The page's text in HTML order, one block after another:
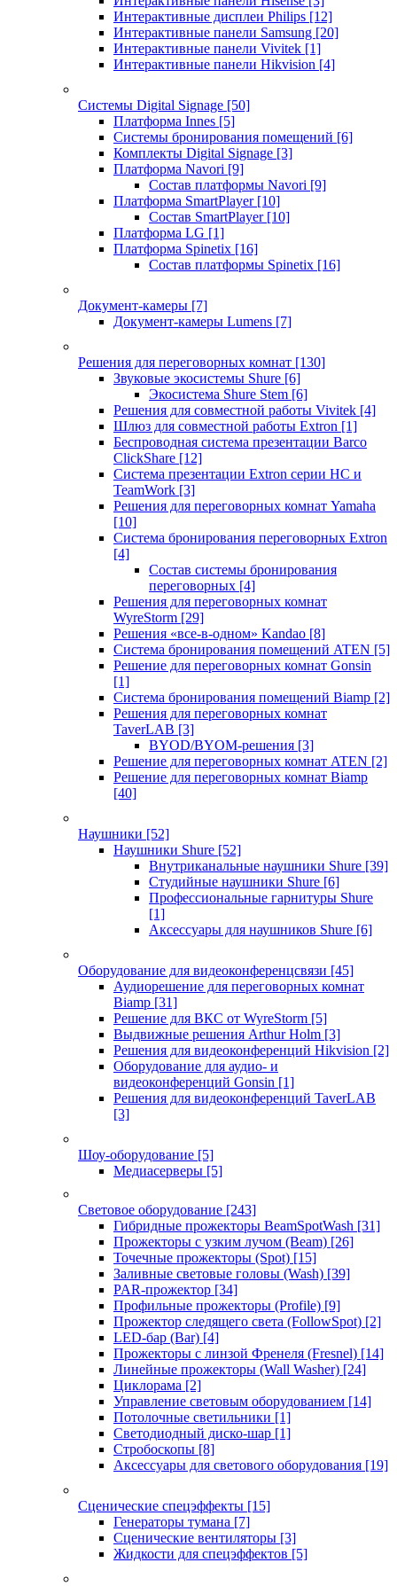
Интерактивные дисплеи Philips [12]
Интерактивные панели Samsung [20]
Интерактивные панели Vivitek [1]
Интерактивные панели Hikvision [4]
Системы Digital Signage [50]
Платформа Innes [5]
Системы бронирования помещений [6]
Комплекты Digital Signage [3]
Платформа Navori [9]
Состав платформы Navori [9]
Платформа SmartPlayer [10]
Состав SmartPlayer [10]
Платформа LG [1]
Платформа Spinetix [16]
Состав платформы Spinetix [16]
Документ-камеры [7]
Документ-камеры Lumens [7]
Решения для переговорных комнат [130]
Звуковые экосистемы Shure [6]
Экосистема Shure Stem [6]
Решения для совместной работы Vivitek [4]
Шлюз для совместной работы Extron [1]
Беспроводная система презентации Barco
ClickShare [12]
Система презентации Extron серии HC и
TeamWork [3]
Решения для переговорных комнат Yamaha
[10]
Система бронирования переговорных Extron
[4]
Состав системы бронирования
переговорных [4]
Решения для переговорных комнат
WyreStorm [29]
Решения «все-в-одном» Kandao [8]
Система бронирования помещений ATEN [5]
Решение для переговорных комнат Gonsin
[1]
Система бронирования помещений Biamp [2]
Решения для переговорных комнат
TaverLAB [3]
BYOD/BYOM-решения [3]
Решение для переговорных комнат ATEN [2]
Решение для переговорных комнат Biamp
[40]
Наушники [52]
Наушники Shure [52]
Внутриканальные наушники Shure [39]
Студийные наушники Shure [6]
Профессиональные гарнитуры Shure
[1]
Аксессуары для наушников Shure [6]
Оборудование для видеоконференцсвязи [45]
Аудиорешение для переговорных комнат
Biamp [31]
Решение для ВКС от WyreStorm [5]
Выдвижные решения Arthur Holm [3]
Решения для видеоконференций Hikvision [2]
Оборудование для аудио- и
видеоконференций Gonsin [1]
Решения для видеоконференций TaverLAB
[3]
Шоу-оборудование [5]
Медиасерверы [5]
Световое оборудование [243]
Гибридные прожекторы BeamSpotWash [31]
Прожекторы с узким лучом (Beam) [26]
Точечные прожекторы (Spot) [15]
Заливные световые головы (Wash) [39]
PAR-прожектор [34]
Профильные прожекторы (Profile) [9]
Прожектор следящего света (FollowSpot) [2]
LED-бар (Bar) [4]
Прожекторы с линзой Френеля (Fresnel) [14]
Линейные прожекторы (Wall Washer) [24]
Циклорама [2]
Управление световым оборудованием [14]
Потолочные светильники [1]
Светодиодный диско-шар [1]
Стробоскопы [8]
Аксессуары для светового оборудования [19]
Сценические спецэффекты [15]
Генераторы тумана [7]
Сценические вентиляторы [3]
Жидкости для спецэффектов [5]